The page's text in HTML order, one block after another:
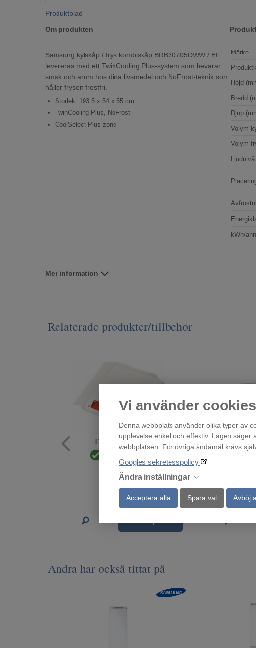
Vi använder cookies
Denna webbplats använder olika typer av
upplevelse enkel och effektiv. Lagen
webbplatsen. För övriga ändamål krävs
Googles sekretesspolicy
Ändra inställningar
Acceptera alla Spara val Avböj
Produktblad
Om produkten
Samsung kylskåp / frys kombiskåp BRB30705DWW / EF
levereras med ett TwinCooling Plus-system som bevarar
smak och arom hos dina livsmedel och NoFrost-teknik som
håller frysen frostfri.
Storlek: 193.5 x 54 x 55 cm
TwinCooling Plus, NoFrost
CoolSelect Plus zone
Märke
Höjd
Bredd
Djup
Volym
Volym
kWh/
Mer information
Relaterade produkter/tillbehör
Droppskydd55
219
Andra har också tittat på